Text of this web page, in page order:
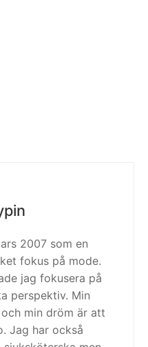
2007 som en
fokus på mode.
jag fokusera på
perspektiv. Min
min dröm är att
Jag har också